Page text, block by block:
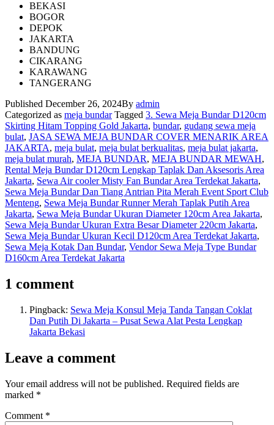
BEKASI
BOGOR
DEPOK
JAKARTA
BANDUNG
CIKARANG
KARAWANG
TANGERANG
Published December 26, 2024By admin
Categorized as meja bundar Tagged 3. Sewa Meja Bundar D120cm
Skirting Hitam Topping Gold Jakarta, bundar, gudang sewa meja
bulat, JASA SEWA MEJA BUNDAR COVER MENARIK AREA
JAKARTA, meja bulat, meja bulat berkualitas, meja bulat jakarta,
meja bulat murah, MEJA BUNDAR, MEJA BUNDAR MEWAH,
Rental Meja Bundar D120cm Lengkap Taplak Dan Aksesoris Area
Jakarta, Sewa Air cooler Misty Fan Bundar Area Terdekat Jakarta,
Sewa Meja Bundar Dan Tiang Antrian Pita Merah Event Sport Club
Menteng, Sewa Meja Bundar Runner Merah Taplak Putih Area
Jakarta, Sewa Meja Bundar Ukuran Diameter 120cm Area Jakarta,
Sewa Meja Bundar Ukuran Extra Besar Diameter 220cm Jakarta,
Sewa Meja Bundar Ukuran Kecil D120cm Area Terdekat Jakarta,
Sewa Meja Kotak Dan Bundar, Vendor Sewa Meja Type Bundar
D160cm Area Terdekat Jakarta
1 comment
Pingback: Sewa Meja Konsul Meja Tanda Tangan Coklat
Dan Putih Di Jakarta – Pusat Sewa Alat Pesta Lengkap
Jakarta Bekasi
Leave a comment
Your email address will not be published. Required fields are
marked *
Comment *